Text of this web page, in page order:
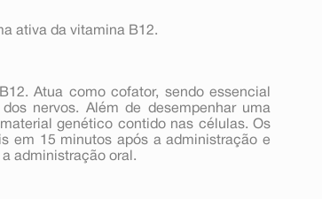
ativa da vitamina B12.
Atua como cofator, sendo essencial
nervos. Além de desempenhar uma
genético contido nas células. Os
em 15 minutos após a administração e
administração oral.